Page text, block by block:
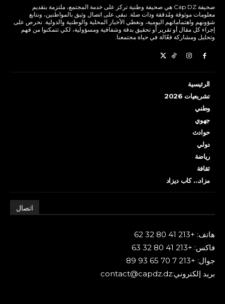
صحيفة Cap DZ هي صحيفة وطنية تركز على خدمة المجتمع، ملتزمة بتقديم
معلومات موثوقة ومُدققة وذات صلة. نبقى على اتصال وثيق بالمواطنين، ونتابع
شؤونهم واهتماماتهم اليومية، ونغطي الأخبار المحلية والوطنية والدولية. نحرص على
إجراء كل مقال أو تقرير أو تحقيق بدقة وشفافية ومسؤولية، لكي تتمكنوا من فهم
وتحليل ومشاركة فعّالة في حياة مجتمعنا.
الرئيسية
تشريعيات 2026
وطني
جهوي
حوادث
دولي
رياضة
ثقافة
مزاد… كاب ديزاد
اتصال
هاتف: +213 41 80 32 62
فاكس: +213 41 80 32 63
جوال: +213 7 70 65 93 89
بريد إلكتروني:contact@capdz.dz